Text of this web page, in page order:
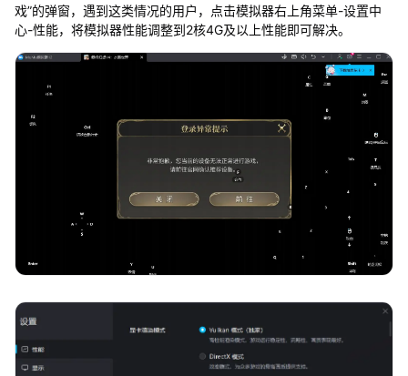
戏”的弹窗，遇到这类情况的用户，点击模拟器右上角菜单-设置中
心-性能，将模拟器性能调整到2核4G及以上性能即可解决。